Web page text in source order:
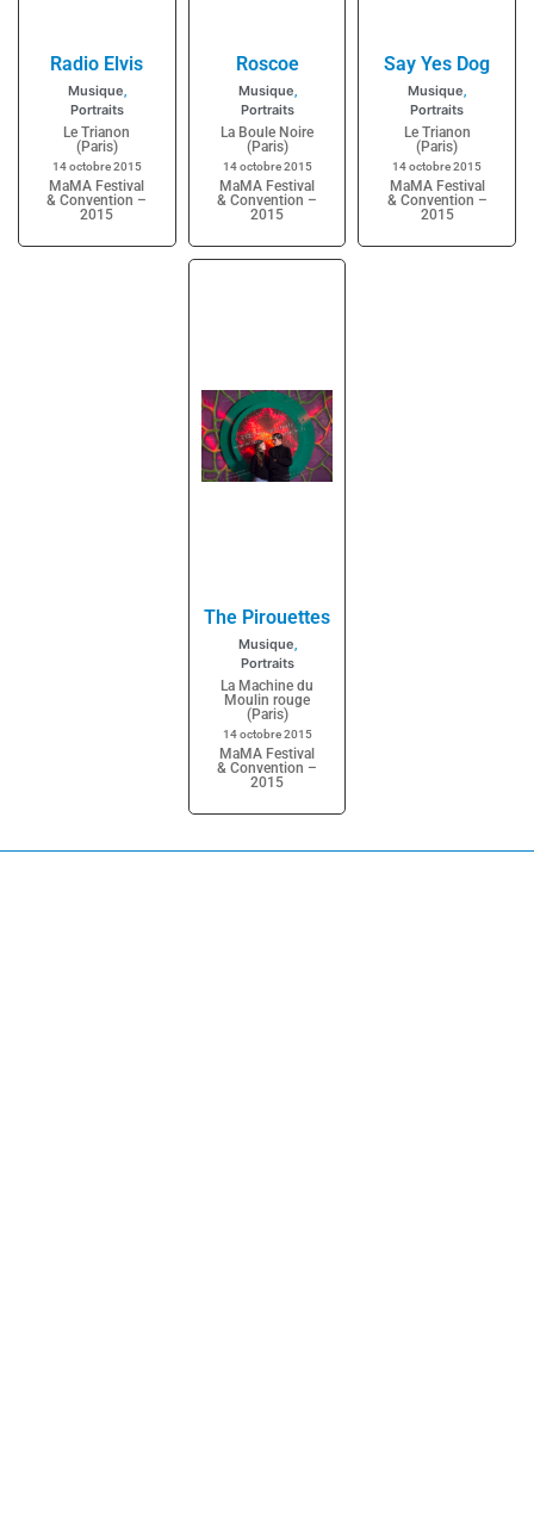
Radio Elvis
Musique,
Portraits
Le Trianon
(Paris)
14 octobre 2015
MaMA Festival
& Convention –
2015
Roscoe
Musique,
Portraits
La Boule Noire
(Paris)
14 octobre 2015
MaMA Festival
& Convention –
2015
Say Yes Dog
Musique,
Portraits
Le Trianon
(Paris)
14 octobre 2015
MaMA Festival
& Convention –
2015
The Pirouettes
Musique,
Portraits
La Machine du
Moulin rouge
(Paris)
14 octobre 2015
MaMA Festival
& Convention –
2015